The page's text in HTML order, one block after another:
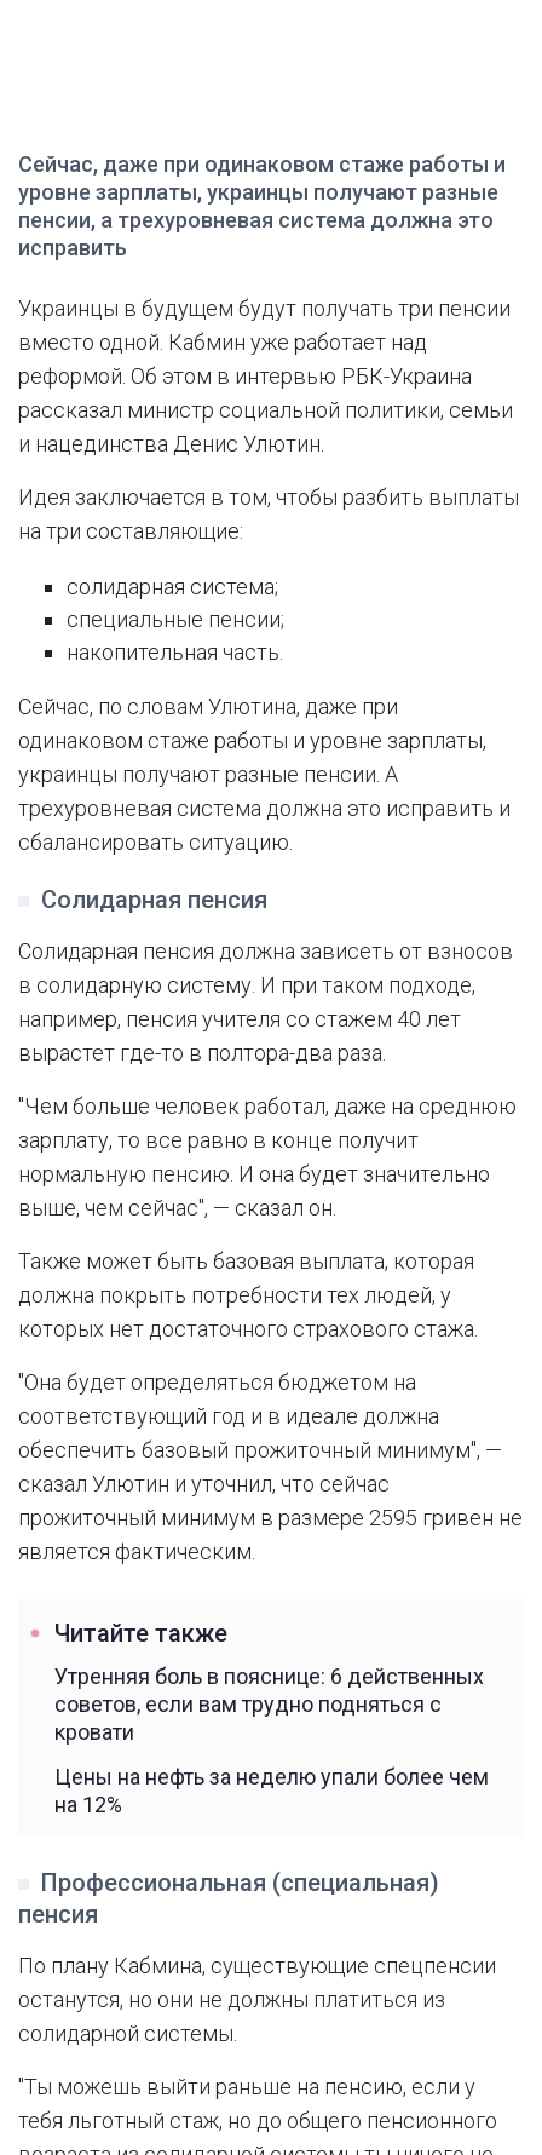
Сейчас, даже при одинаковом стаже работы и
уровне зарплаты, украинцы получают разные
пенсии, а трехуровневая система должна это
исправить
Украинцы в будущем будут получать три пенсии
вместо одной. Кабмин уже работает над
реформой. Об этом в интервью РБК-Украина
рассказал министр социальной политики, семьи
и нацединства Денис Улютин.
Идея заключается в том, чтобы разбить выплаты
на три составляющие:
солидарная система;
специальные пенсии;
накопительная часть.
Сейчас, по словам Улютина, даже при
одинаковом стаже работы и уровне зарплаты,
украинцы получают разные пенсии. А
трехуровневая система должна это исправить и
сбалансировать ситуацию.
Солидарная пенсия
Солидарная пенсия должна зависеть от взносов
в солидарную систему. И при таком подходе,
например, пенсия учителя со стажем 40 лет
вырастет где-то в полтора-два раза.
"Чем больше человек работал, даже на среднюю
зарплату, то все равно в конце получит
нормальную пенсию. И она будет значительно
выше, чем сейчас", — сказал он.
Также может быть базовая выплата, которая
должна покрыть потребности тех людей, у
которых нет достаточного страхового стажа.
"Она будет определяться бюджетом на
соответствующий год и в идеале должна
обеспечить базовый прожиточный минимум", —
сказал Улютин и уточнил, что сейчас
прожиточный минимум в размере 2595 гривен не
является фактическим.
Читайте также
Утренняя боль в пояснице: 6 действенных
советов, если вам трудно подняться с
кровати
Цены на нефть за неделю упали более чем
на 12%
Профессиональная (специальная)
пенсия
По плану Кабмина, существующие спецпенсии
останутся, но они не должны платиться из
солидарной системы.
"Ты можешь выйти раньше на пенсию, если у
тебя льготный стаж, но до общего пенсионного